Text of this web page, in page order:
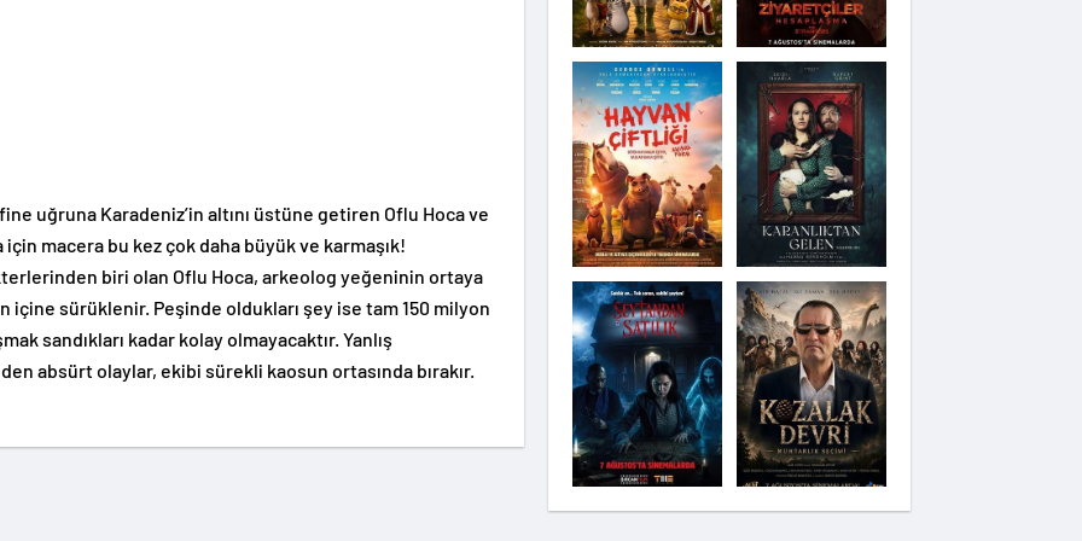
Karanlıktan Gelen
Şeytandan Satılık
Kozalak Devri
Moana
uğruna Karadeniz’in altını üstüne getiren Oflu Hoca ve
macera bu kez çok daha büyük ve karmaşık!
biri olan Oflu Hoca, arkeolog yeğeninin ortaya
içine sürüklenir. Peşinde oldukları şey ise tam 150 milyon
sandıkları kadar kolay olmayacaktır. Yanlış
absürt olaylar, ekibi sürekli kaosun ortasında bırakır.